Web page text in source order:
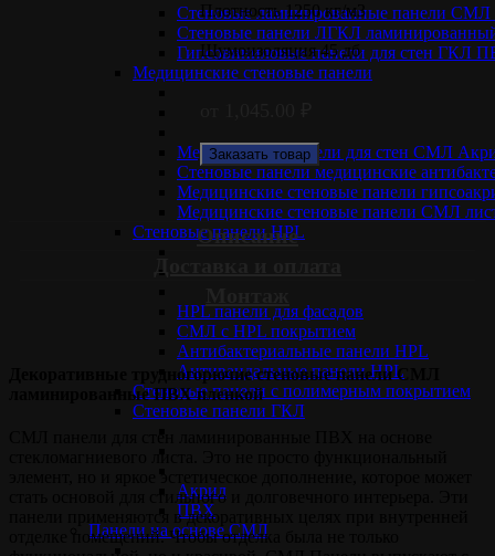
Стеновые ламинированные панели
Стеновые панели ЛГКЛ
Гипсовиниловые панели для стен ГКЛ
Медицинские стеновые панели
Медицинские панели для стен СМЛ
Стеновые панели медицинские
Медицинские стеновые панели
Медицинские стеновые панели СМЛ
Стеновые панели НPL
HPL панели для фасадов
СМЛ с HPL покрытием
Антибактериальные панели HPL
Антивандальные панели HPL
Cтеновые панели с полимерным покрытием
Стеновые панели ГКЛ
Акрил
ПВХ
Панели на основе СМЛ
Плотность 1250 кг/м3
Шумоизоляция 45 дб
Заказать товар
Описание
Доставка и оплата
Декоративные трудногорючие стеновые панели СМЛ
ламинированные ПВХ пленкой
стать основой для стильного и долговечного интерьера. Эти
панели применяются в декоративных целях при внутренней
отделке помещений. Чтобы отделка была не только